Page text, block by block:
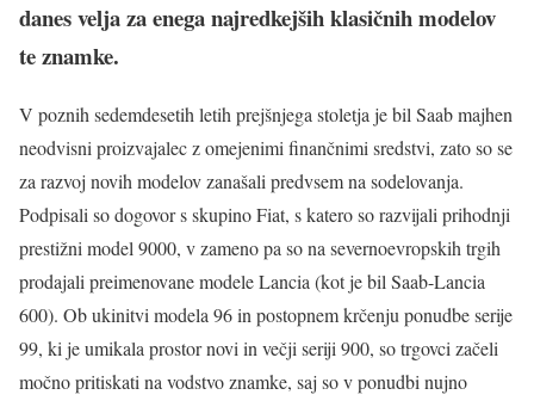
danes velja za enega najredkejših klasičnih modelov
te znamke.
V poznih sedemdesetih letih prejšnjega stoletja je bil Saab majhen
neodvisni proizvajalec z omejenimi finančnimi sredstvi, zato so se
za razvoj novih modelov zanašali predvsem na sodelovanja.
Podpisali so dogovor s skupino Fiat, s katero so razvijali prihodnji
prestižni model 9000, v zameno pa so na severnoevropskih trgih
prodajali preimenovane modele Lancia (kot je bil Saab-Lancia
600). Ob ukinitvi modela 96 in postopnem krčenju ponudbe serije
99, ki je umikala prostor novi in večji seriji 900, so trgovci začeli
močno pritiskati na vodstvo znamke, saj so v ponudbi nujno